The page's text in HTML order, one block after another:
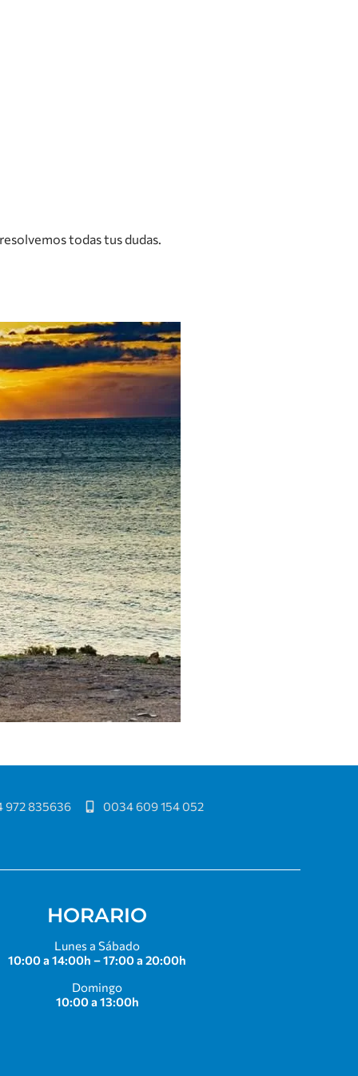
todas tus dudas.
972 835636
0034 609 154 052
HORARIO
Lunes a Sábado
10:00 a 14:00h – 17:00 a 20:00h
Domingo
10:00 a 13:00h